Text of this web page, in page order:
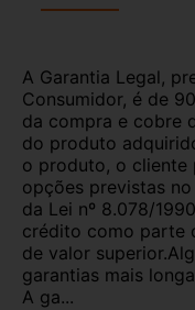
A Garantia Legal,
Consumidor, é de
da compra e cobre
do produto
o produto, o cliente
opções previstas
da Lei nº 8.078/
crédito como parte
de valor
garantias mais
A ga...